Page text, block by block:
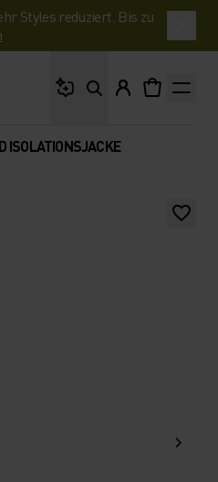
Styles reduziert. Bis zu
ISOLATIONSJACKE